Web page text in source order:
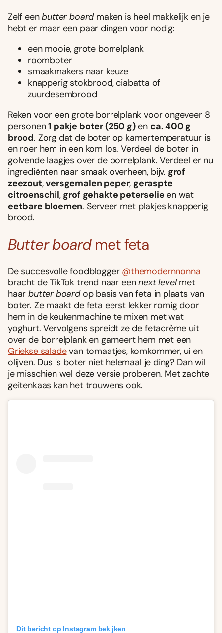
Zelf eenbutter boardmaken is heel makkelijk en je
hebt er maar een paar dingen voor nodig:
een mooie, grote borrelplank
roomboter
smaakmakers naar keuze
knapperig stokbrood, ciabatta of
zuurdesembrood
Reken voor een grote borrelplank voor ongeveer 8
personen1 pakje boter (250 g)en ca. 400 g
brood. Zorg dat de boter op kamertemperatuur is
en roer hem in een kom los. Verdeel de boter in
golvende laagjes over de borrelplank. Verdeel er nu
ingrediënten naar smaak overheen, bijv. grof
zeezout,versgemalen peper, geraspte
citroenschil, grof gehakte peterselie en wat
eetbare bloemen. Serveer met plakjes knapperig
brood.
Butter boardmet feta
De succesvolle foodblogger @themodernnonna
bracht de TikTok trend naar eennext levelmet
haarbutter boardop basis van feta in plaats van
boter. Ze maakt de feta eerst lekker romig door
hem in de keukenmachine te mixen met wat
yoghurt. Vervolgens spreidt ze de fetacrème uit
over de borrelplank en garneert hem met een
Griekse saladevan tomaatjes, komkommer, ui en
olijven. Dus is boter niet helemaal je ding? Dan wil
je misschien wel deze versie proberen. Met zachte
geitenkaas kan het trouwens ook.
Dit bericht op Instagram bekijken